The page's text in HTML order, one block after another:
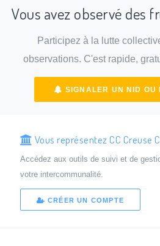
Vous avez observé des
Participez à la lutte
observations. C'est rapide,
SIGNALER UN NID OU
Vous représentez CC Creuse
Accédez aux outils de suivi et de
votre intercommunalité.
CRÉER UN COMPTE